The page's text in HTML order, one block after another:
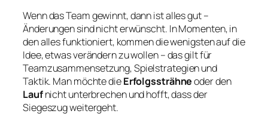
Wenn das Team gewinnt, dann ist alles gut –
Änderungen sind nicht erwünscht. In Momenten, in
den alles funktioniert, kommen die wenigsten auf die
Idee, etwas verändern zu wollen – das gilt für
Teamzusammensetzung, Spielstrategien und
Taktik. Man möchte dieErfolgssträhneoder den
Laufnicht unterbrechen und hofft, dass der
Siegeszug weitergeht.